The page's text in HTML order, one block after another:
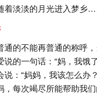
着淡淡的月光进入梦乡
通的不能再普通的称呼
说的一句话：“妈，我饿
说：“妈妈，我该怎么办
，每次竭尽所能帮助我